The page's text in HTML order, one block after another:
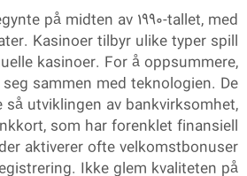
på midten av 1990-tallet, med
Kasinoer tilbyr ulike typer spill
kasinoer. For å oppsummere,
seg sammen med teknologien. De
så utviklingen av bankvirksomhet,
som har forenklet finansiell
aktiverer ofte velkomstbonuser
Ikke glem kvaliteten på